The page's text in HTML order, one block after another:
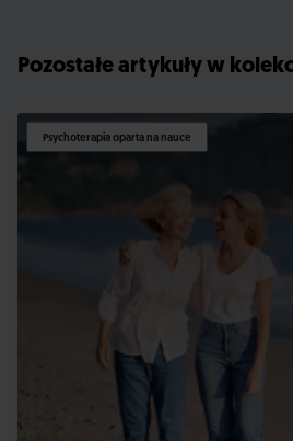
Pozostałe artykuły w
Psychoterapia oparta na nauce